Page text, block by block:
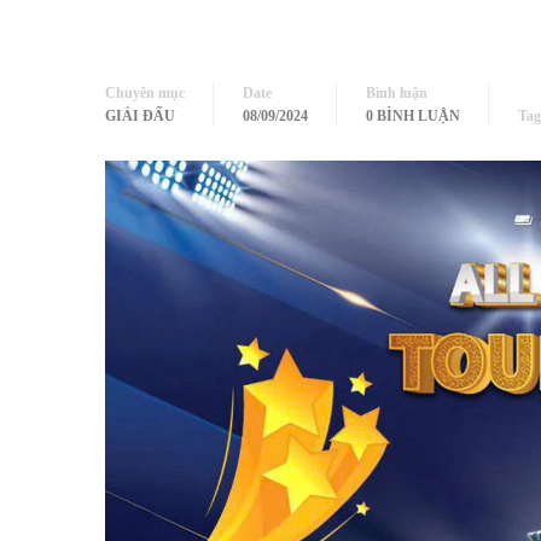
Chuyên mục
GIẢI ĐẤU
Date
08/09/2024
Bình luận
0 BÌNH LUẬN